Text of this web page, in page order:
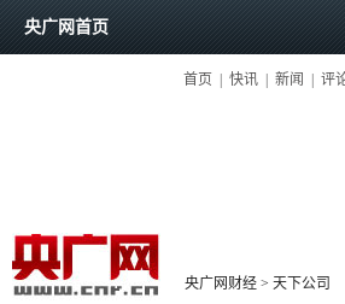
央广网首页
首页 快讯 新闻 评
央广网财经 > 天下公司